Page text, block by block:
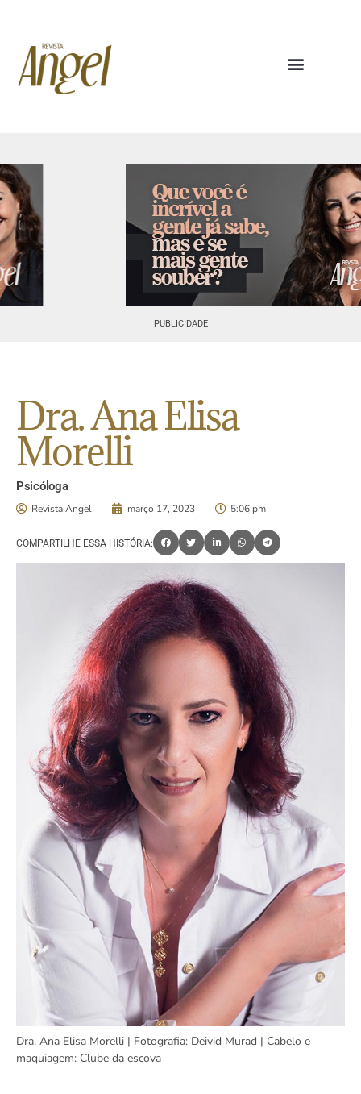
PUBLICIDADE
Dra. Ana Elisa
Morelli
Psicóloga
Revista Angel março 17, 2023 5:06 pm
COMPARTILHE ESSA HISTÓRIA:
Dra. Ana Elisa Morelli | Fotografia: Deivid Murad | Cabelo e
maquiagem: Clube da escova